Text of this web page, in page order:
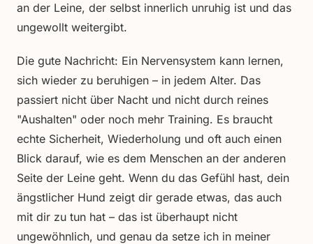
an der Leine, der selbst innerlich unruhig ist und das
ungewollt weitergibt.
Die gute Nachricht: Ein Nervensystem kann lernen,
sich wieder zu beruhigen – in jedem Alter. Das
passiert nicht über Nacht und nicht durch reines
"Aushalten" oder noch mehr Training. Es braucht
echte Sicherheit, Wiederholung und oft auch einen
Blick darauf, wie es dem Menschen an der anderen
Seite der Leine geht. Wenn du das Gefühl hast, dein
ängstlicher Hund zeigt dir gerade etwas, das auch
mit dir zu tun hat – das ist überhaupt nicht
ungewöhnlich, und genau da setze ich in meiner